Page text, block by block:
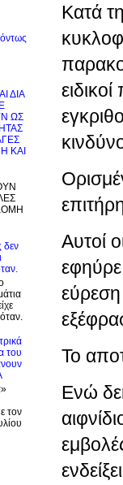
Κατά
Αυτοί
Το
Ενώ
ΔΙΑ
ΩΣ
ΚΑΙ
δεν
του
τον